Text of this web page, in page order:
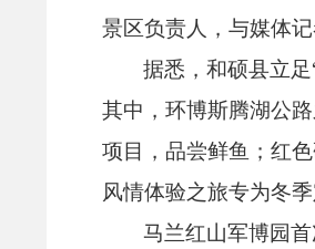
景区负责人， 与媒体记
据悉，和硕县立
其中， 环博斯腾湖公路
项目， 品尝鲜鱼； 红
风情体验之旅专为冬季
马兰红山军博园